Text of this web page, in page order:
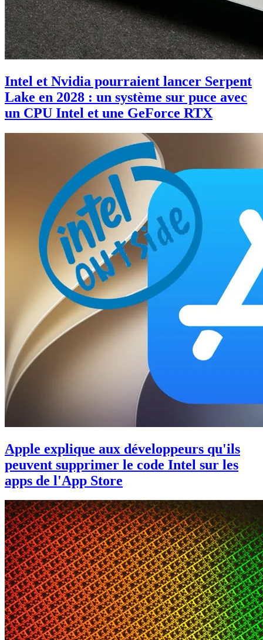
Intel et Nvidia pourraient lancer Serpent
Lake en 2028 : un système sur puce avec
un CPU Intel et une GeForce RTX
Apple explique aux développeurs qu'ils
peuvent supprimer le code Intel sur les
apps de l'App Store